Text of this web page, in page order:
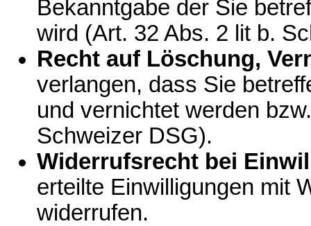
Bekanntgabe der Sie
wird (Art. 32 Abs. 2 lit b.
Recht auf Löschung,
verlangen, dass Sie
und vernichtet werden
Schweizer DSG).
Widerrufsrecht bei
erteilte Einwilligungen mit
widerrufen.